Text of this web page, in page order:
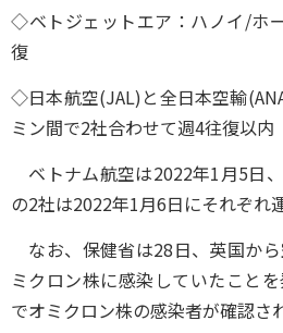
◇ベトジェットエア：ハノイ/ホ
復
◇日本航空(JAL)と全日本空輸
ミン間で2社合わせて週4往復以内
ベトナム航空は2022年1月5日
の2社は2022年1月6日にそれぞれ
なお、保健省は28日、英国か
ミクロン株に感染していたこと
でオミクロン株の感染者が確認さ